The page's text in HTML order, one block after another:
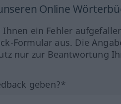
Online
ein Fehler
Formular aus. Die
nur zur Beantwortung
geben?*